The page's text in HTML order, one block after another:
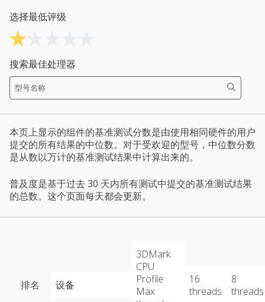
选择最低评级
搜索最佳处理器
本页上显示的组件的基准测试分数是由使用相同硬件的用户
提交的所有结果的中位数。对于受欢迎的型号，中位数分数
是从数以万计的基准测试结果中计算出来的。
普及度是基于过去 30 天内所有测试中提交的基准测试结果
的总数。这个页面每天都会更新。
排名 设备
3DMark
CPU
Profile
Max
16
threads
8
threads